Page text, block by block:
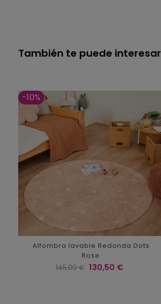
También te puede interesar
-10%
Alfombra lavable Redonda Dots
Rose
Precio
145,00 € Precio
130,50 €